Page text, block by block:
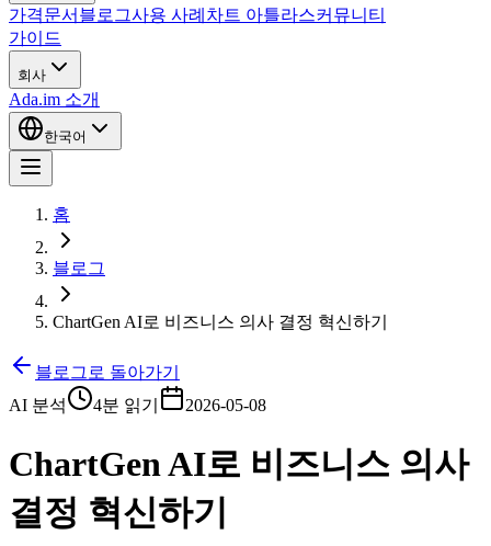
가격문서 블로그사용 사례 차트 아틀라스커뮤니티
가이드
회사
Ada.im 소개
한국어
홈
블로그
ChartGen AI로 비즈니스 의사 결정 혁신하기
블로그로 돌아가기
AI 분석
4분 읽기 2026-05-08
ChartGen AI로 비즈니스 의사
결정 혁신하기